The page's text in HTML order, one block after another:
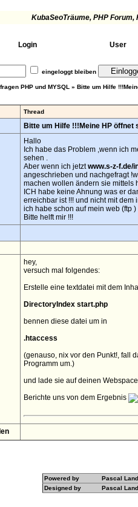
KubaSeoTräume, PHP Forum,
Login User
eingeloggt bleiben
PHP und MYSQL » Bitte um Hilfe
Thread
Bitte um Hilfe !!!Meine HP öffnet
Hallo
Ich habe das Problem ,wenn ich
sehen .
Aber wenn ich jetztwww.s-z-f.de/
angeschrieben und nachgefragt
machen wollen ändern sie mittels
ICH habe keine Ahnung was er
erreichbar ist !!! und nicht mit dem
ich habe schon auf mein web (ftp
Bitte helft mir !!!
hey,
versuch mal folgendes:
Erstelle eine textdatei mit dem
DirectoryIndex start.php
bennen diese datei um in
.htaccess
(genauso, nix vor den Punkt!, fall
Programm um.)
und lade sie auf deinen
Berichte uns von dem Ergebnis
Powered by
Pascal
Designed by
Pascal